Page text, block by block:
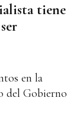
tiene
en la
del Gobierno